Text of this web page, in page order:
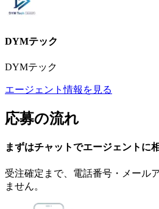
DYMテック
DYMテック
エージェント情報を見る
応募の流れ
まずはチャットでエージェント に
受注確定まで、 電話番号・メール
ません。